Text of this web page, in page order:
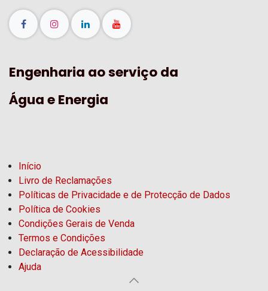
Engenharia ao serviço da
Água e Energia
Início
Livro de Reclamações
Políticas de Privacidade e de Protecção de Dados
Política de Cookies
Condições Gerais de Venda
Termos e Condições
Declaração de Acessibilidade
Ajuda